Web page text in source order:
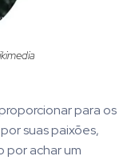
para os
suas paixões,
por achar um